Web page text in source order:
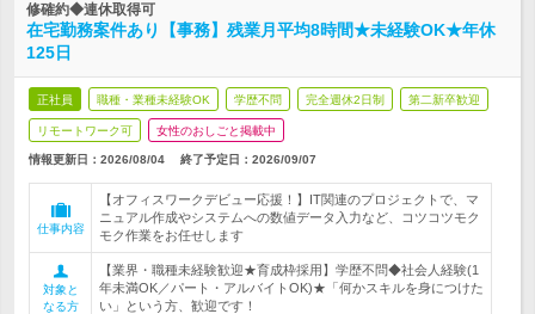
修確約◆連休取得可
在宅勤務案件あり【事務】残業月平均8時間★未経験OK★年休
125日
正社員 職種・業種未経験OK 学歴不問 完全週休2日制 第二新卒歓迎
リモートワーク可 女性のおしごと掲載中
情報更新日：2026/08/04 終了予定日： 2026/09/07
仕事内容
【オフィスワークデビュー応援！】IT関連のプロジェクトで、マ
ニュアル作成やシステムへの数値データ入力など、コツコツモク
モク作業をお任せします
対象と
なる方
【業界・職種未経験歓迎★育成枠採用】学歴不問◆社会人経験(1
年未満OK／パート・アルバイトOK)★「何かスキルを身につけた
い」という方、歓迎です！